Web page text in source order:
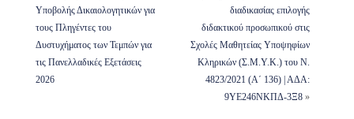
τους.
Δ. Ορισμός προθεσμίας
υγειονομικής εξέτασης
και πρακτικής
δοκιμασίας των
υποψηφίων για
Υποβολής Δικαιολογητικών για
τους Πληγέντες του
Δυστυχήματος των Τεμπών για
τις Πανελλαδικές Εξετάσεις
2026
διαδικασίας επιλογής
διδακτικού προσωπικού στις
Σχολές Μαθητείας Υποψηφίων
Κληρικών (Σ.Μ.Υ.Κ.) του Ν.
4823/2021 (Α΄ 136) | ΑΔΑ:
9ΥΕ246ΝΚΠΔ-3Ξ8 »